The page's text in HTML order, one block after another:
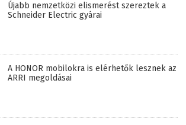
Újabb nemzetközi elismerést szereztek a
Schneider Electric gyárai
A HONOR mobilokra is elérhetők lesznek az
ARRI megoldásai